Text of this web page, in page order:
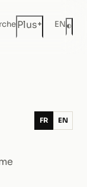
Plus+ EN◐
FR EN